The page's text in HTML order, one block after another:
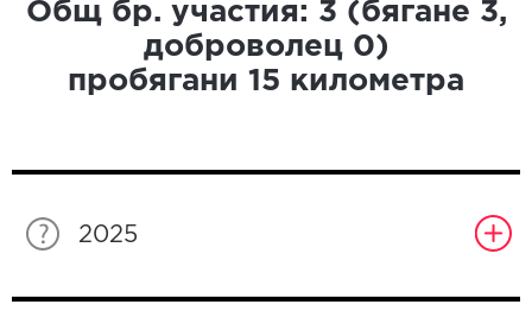
Общ бр. участия: 3 (бягане 3,
доброволец 0)
пробягани 15 километра
2025